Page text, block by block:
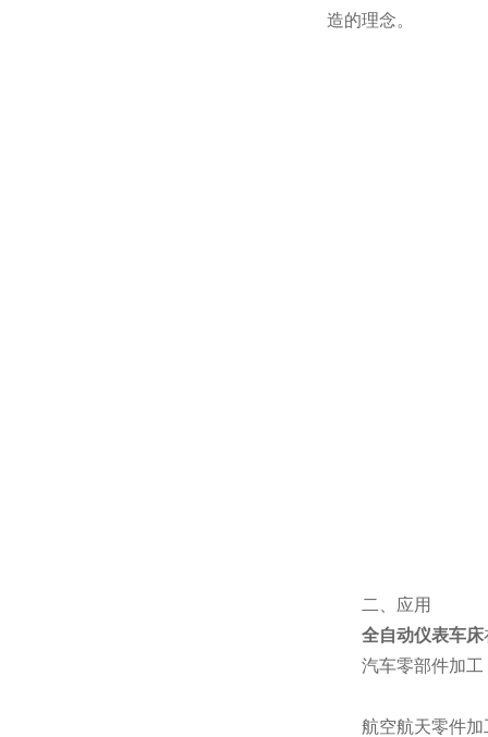
造的理念。
二、应用
全自动仪表车床
汽车零部件加工：
航空航天零件加工